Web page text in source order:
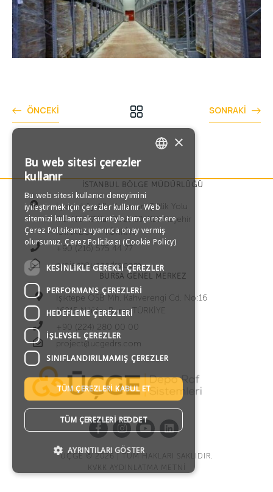
ÖNCEKI SONRAKI
BURSA GENEL MERKEZ
Işıktepe OSB Mh. Kahverengi Cd. No:16
16215 Nilüfer Bursa TÜRKİYE
+90 (224) 280 00 00
project@ucgedrs.com
İSTANBUL BÖLGE MÜDÜRLÜĞÜ
İçerenköy Mh Karaman Çiftlik Yolu
Cd. No:47 Kar Plaza 10. Kat Ataşehir
İSTANBUL – TÜRKİYE
+90 (216) 575 44 77
project@ucgedrs.com
KVKK AYDINLATMA METNİ
ÜÇGE © 2026 | TÜM HAKLARI SAKLIDIR.
GERMAN
×
Bu web sitesi çerezler
kullanır
Bu web sitesi kullanıcı deneyimini
iyileştirmek için çerezler kullanır. Web
sitemizi kullanmak suretiyle tüm çerezlere
Çerez Politikamız uyarınca onay vermiş
olursunuz. Çerez Politikası (Cookie Policy)
KESINLIKLE GEREKLI ÇEREZLER
PERFORMANS ÇEREZLERI
HEDEFLEME ÇEREZLERI
İŞLEVSEL ÇEREZLER
SINIFLANDIRILMAMIŞ ÇEREZLER
TÜM ÇEREZLERI KABUL ET
TÜM ÇEREZLERI REDDET
AYRINTILARI GÖSTER